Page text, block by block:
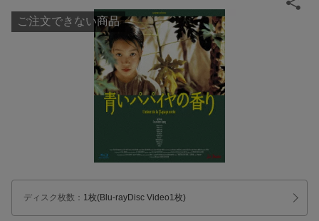
ご注文できない商品
ディスク枚数 ： 1枚(Blu-rayDisc Video1枚)